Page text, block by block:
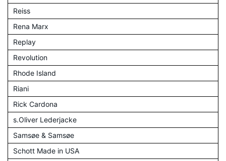
Reiss
Rena Marx
Replay
Revolution
Rhode Island
Riani
Rick Cardona
s.Oliver Lederjacke
Samsøe & Samsøe
Schott Made in USA